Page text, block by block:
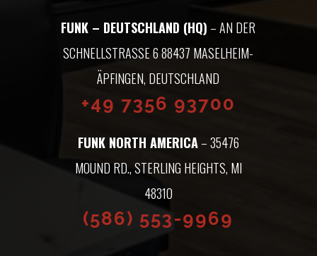
FUNK – DEUTSCHLAND (HQ) – AN DER
SCHNELLSTRASSE 6 88437 MASELHEIM-Ä
PFINGEN, DEUTSCHLAND
+49 7356 93700
FUNK NORTH AMERICA– 35476
MOUND RD., STERLING HEIGHTS, MI
48310
(586) 553-9969